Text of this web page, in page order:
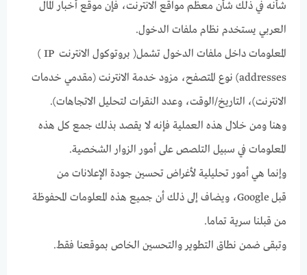
شأنه في ذلك شأن معظم مواقع الانترنت، فإن موقع أخبار المال
العربي يستخدم نظام ملفات الدخول.
المعلومات داخل ملفات الدخول تشمل( بروتوكول الانترنت IP )
addresses) نوع المتصفح، مزود خدمة الانترنت (مقدمي خدمات
الانترنت)، التاريخ/الوقت، وعدد النقرات لتحليل الاتجاهات).
وهنا ومن خلال هذه العملية فإنه لا يقصد بذلك جمع كل هذه
المعلومات في سبيل التلصص على أمور الزوار الشخصية.
وإنما هي أمور تحليلية لأغراض تحسين جودة الإعلانات من
قبل Google، ويضاف إلى ذلك أن جميع هذه المعلومات المحفوظة
من قبلنا سرية تماما.
وتبقى ضمن نطاق التطوير والتحسين الخاص بموقعنا فقط.